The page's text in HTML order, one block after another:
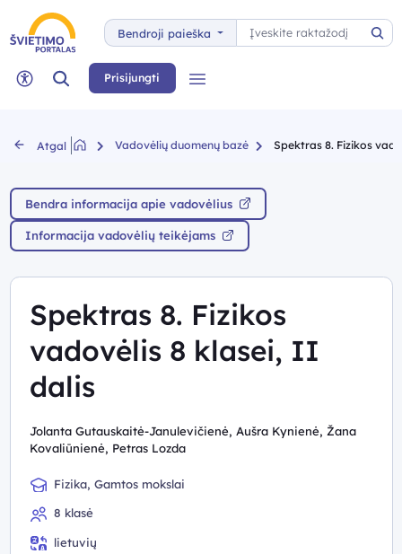
Bendroji paieška
Paieška
Neįgaliųjų rėžimas
Paieška Prisijungti
Atgal Vadovėlių duomenų bazė Spektras 8. Fizikos
Bendra informacija apie vadovėlius
Informacija vadovėlių teikėjams
Spektras 8. Fizikos
vadovėlis 8 klasei, II
dalis
Jolanta Gutauskaitė-Janulevičienė, Aušra Kynienė, Žana
Kovaliūnienė, Petras Lozda
Fizika, Gamtos mokslai
8 klasė
lietuvių